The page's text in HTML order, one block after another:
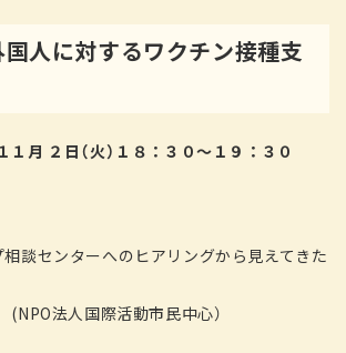
国人に対するワクチン接種支
月 ２日（火）１８：３０～１９：３０
相談センターへのヒアリングから見えてきた
法人国際活動市民中心）